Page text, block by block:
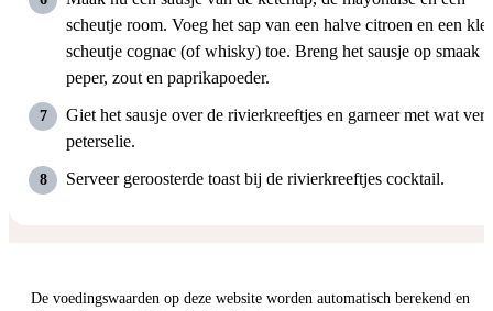
scheutje room. Voeg het sap van een halve citroen en een
scheutje cognac (of whisky) toe. Breng het sausje op smaak
peper, zout en paprikapoeder.
Giet het sausje over de rivierkreeftjes en garneer met wat
peterselie.
Serveer geroosterde toast bij de rivierkreeftjes cocktail.
De voedingswaarden op deze website worden automatisch berekend en